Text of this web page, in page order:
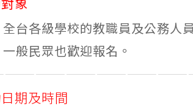
台各級學校的教職員及公務人
般民眾也歡迎報名。
期及時間